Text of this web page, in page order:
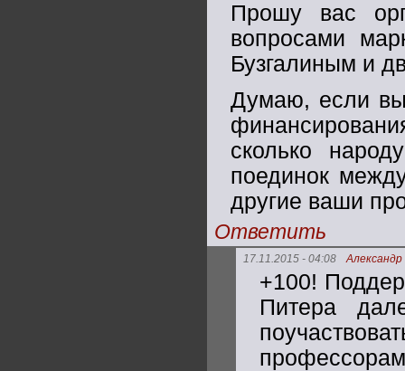
Прошу вас
вопросами
Бузгалиным и
Думаю, если вы
сколько
поединок
другие ваши
Ответить
17.11.2015 - 04:08
+100!
Питера